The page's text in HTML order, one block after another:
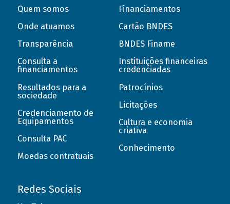
Quem somos
Onde atuamos
Transparência
Consulta a
financiamentos
Resultados para a
sociedade
Credenciamento de
Equipamentos
Consulta PAC
Moedas contratuais
Financiamentos
Cartão BNDES
BNDES Finame
Instituições financeiras
credenciadas
Patrocínios
Licitações
Cultura e economia
criativa
Conhecimento
Redes Sociais